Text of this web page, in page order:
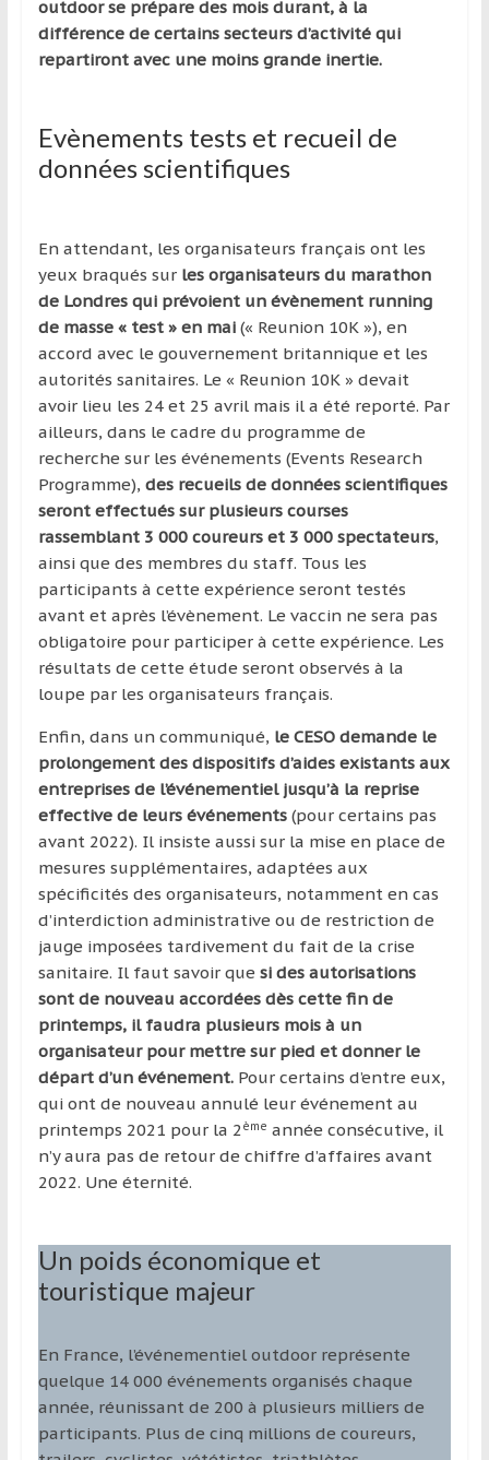
outdoor se prépare des mois durant, à la
différence de certains secteurs d’activité qui
repartiront avec une moins grande inertie.
Evènements tests et recueil de
données scientifiques
En attendant, les organisateurs français ont les
yeux braqués sur les organisateurs du marathon
de Londres qui prévoient un évènement running
de masse « test » en mai(« Reunion 10K »), en
accord avec le gouvernement britannique et les
autorités sanitaires. Le « Reunion 10K » devait
avoir lieu les 24 et 25 avril mais il a été reporté. Par
ailleurs, dans le cadre du programme de
recherche sur les événements (Events Research
Programme), des recueils de données scientifiques
seront effectués sur plusieurs courses
rassemblant 3 000 coureurs et 3 000 spectateurs,
ainsi que des membres du staff. Tous les
participants à cette expérience seront testés
avant et après l’évènement. Le vaccin ne sera pas
obligatoire pour participer à cette expérience. Les
résultats de cette étude seront observés à la
loupe par les organisateurs français.
Enfin, dans un communiqué, le CESO demande le
prolongement des dispositifs d’aides existants aux
entreprises de l’événementiel jusqu’à la reprise
effective de leurs événements(pour certains pas
avant 2022). Il insiste aussi sur la mise en place de
mesures supplémentaires, adaptées aux
spécificités des organisateurs, notamment en cas
d’interdiction administrative ou de restriction de
jauge imposées tardivement du fait de la crise
sanitaire. Il faut savoir que si des autorisations
sont de nouveau accordées dès cette fin de
printemps, il faudra plusieurs mois à un
organisateur pour mettre sur pied et donner le
départ d’un événement.Pour certains d’entre eux,
qui ont de nouveau annulé leur événement au
printemps 2021 pour la 2ème année consécutive, il
n’y aura pas de retour de chiffre d’affaires avant
2022. Une éternité.
Un poids économique et
touristique majeur
En France, l’événementiel outdoor représente
quelque 14 000 événements organisés chaque
année, réunissant de 200 à plusieurs milliers de
participants. Plus de cinq millions de coureurs,